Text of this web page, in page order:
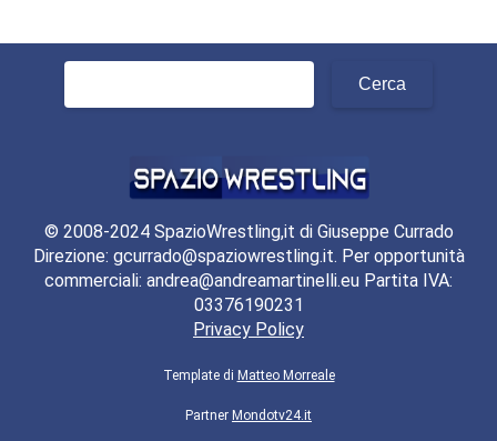
© 2008-2024 SpazioWrestling,it di Giuseppe Currado
Direzione: gcurrado@spaziowrestling.it. Per opportunità
commerciali: andrea@andreamartinelli.eu Partita IVA:
03376190231
Privacy Policy
Template di Matteo Morreale
Partner Mondotv24.it